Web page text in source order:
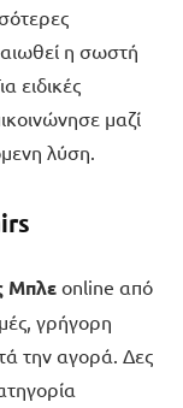
η σωστή
ειδικές
μαζί
λύση.
Μπλεonline από
γρήγορη
την αγορά. Δες